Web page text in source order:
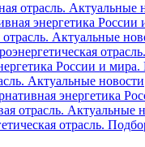
отрасль. Актуальные
энергетика
Актуальные
России и мира.
Актуальные новости
энергетика
отрасль. Актуальные
отрасль.